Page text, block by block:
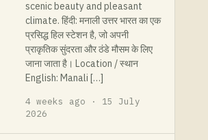
scenic beauty and pleasant
climate. हिंदी: मनाली उत्तर भारत का एक
प्रसिद्ध हिल स्टेशन है, जो अपनी
प्राकृतिक सुंदरता और ठंडे मौसम के लिए
जाना जाता है। Location / स्थान
English: Manali […]
4 weeks ago · 15 July
2026